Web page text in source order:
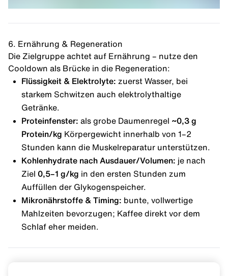
6. Ernährung & Regeneration
Die Zielgruppe achtet auf Ernährung – nutze den
Cooldown als Brücke in die Regeneration:
Flüssigkeit & Elektrolyte: zuerst Wasser, bei
starkem Schwitzen auch elektrolythaltige
Getränke.
Proteinfenster: als grobe Daumenregel ~0,3 g
Protein/kg Körpergewicht innerhalb von 1–2
Stunden kann die Muskelreparatur unterstützen.
Kohlenhydrate nach Ausdauer/Volumen: je nach
Ziel 0,5–1 g/kg in den ersten Stunden zum
Auffüllen der Glykogenspeicher.
Mikronährstoffe& Timing: bunte, vollwertige
Mahlzeiten bevorzugen; Kaffee direkt vor dem
Schlaf eher meiden.